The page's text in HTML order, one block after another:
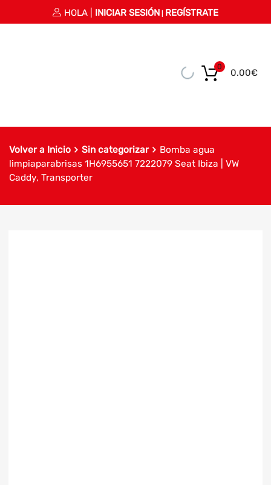
HOLA | INICIAR SESIÓN REGÍSTRATE
0.00€
0
Volver a Inicio Sin categorizar
Bomba agua
limpiaparabrisas 1H6955651 7222079 Seat Ibiza | VW
Caddy, Transporter